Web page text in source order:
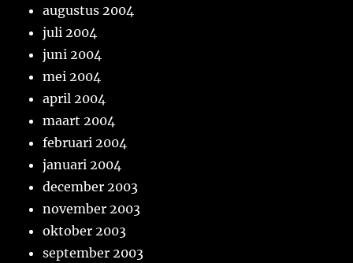
augustus 2004
juli 2004
juni 2004
mei 2004
april 2004
maart 2004
februari 2004
januari 2004
december 2003
november 2003
oktober 2003
september 2003